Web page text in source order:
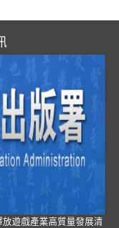
遊戲產業高質量發展清